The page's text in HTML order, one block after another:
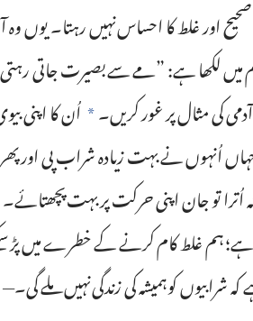
اور غلط کا احساس نہیں رہتا۔‏ یوں
میں لکھا ہے:‏ ”‏مے سے بصیرت جاتی
کی مثال پر غور کریں۔‏ * اُن کا اپنی
اُنہوں نے بہت زیادہ شراب پی اور
تو جان اپنی حرکت پر بہت
ہم غلط کام کرنے کے خطرے میں پڑ
شرابیوں کو ہمیشہ کی زندگی نہیں ملے گی۔‏—‏